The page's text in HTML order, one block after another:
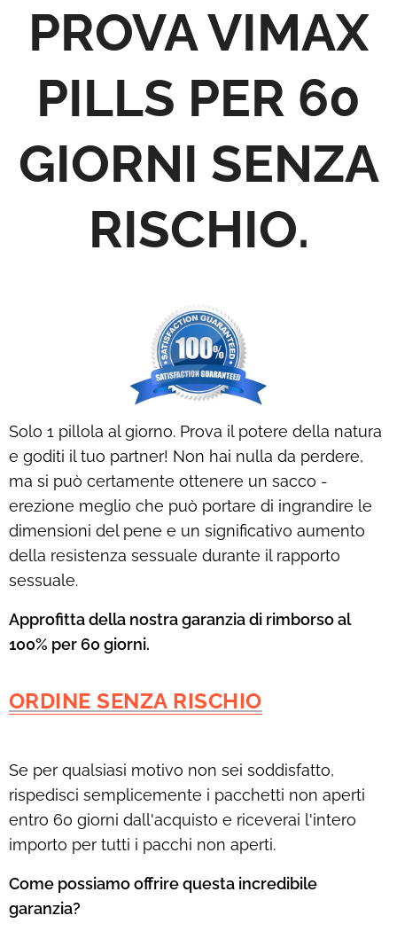
PROVA VIMAX
PILLS PER 60
GIORNI SENZA
RISCHIO.
Solo 1 pillola al giorno. Prova il potere della natura
e goditi il ​​tuo partner! Non hai nulla da perdere,
ma si può certamente ottenere un sacco -
erezione meglio che può portare di ingrandire le
dimensioni del pene e un significativo aumento
della resistenza sessuale durante il rapporto
sessuale.
Approfitta della nostra garanzia di rimborso al
100% per 60 giorni.
ORDINE SENZA RISCHIO
Se per qualsiasi motivo non sei soddisfatto,
rispedisci semplicemente i pacchetti non aperti
entro 60 giorni dall'acquisto e riceverai l'intero
importo per tutti i pacchi non aperti.
Come possiamo offrire questa incredibile
garanzia?